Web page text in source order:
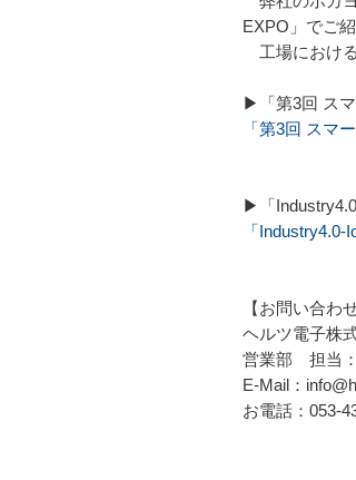
EXPO」でご
工場におけ
▶「第3回 スマ
「第3回 スマ
▶「
「Industry4.0-
【お問い合わ
ヘルツ電子株
営業部 担当
E-Mail：
お電話：053-